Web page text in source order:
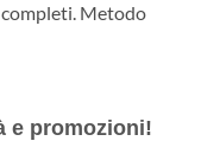
Metodo
e promozioni!